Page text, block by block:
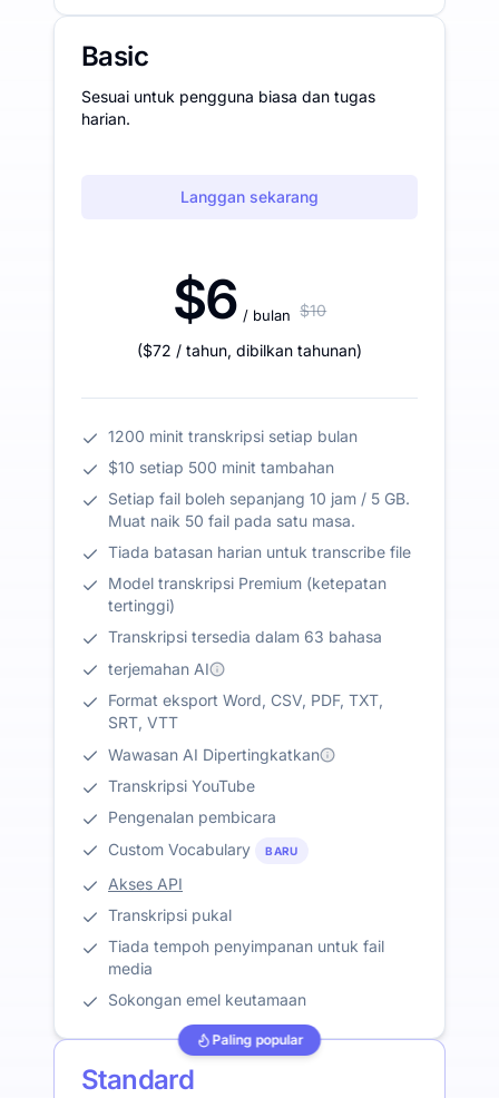
Basic
Sesuai untuk pengguna biasa dan tugas
harian.
Langgan sekarang
$6 / bulan $10
($72 / tahun, dibilkan tahunan)
1200 minit transkripsi setiap bulan
$10 setiap 500 minit tambahan
Setiap fail boleh sepanjang 10 jam / 5 GB.
Muat naik 50 fail pada satu masa.
Tiada batasan harian untuk transcribe file
Model transkripsi Premium (ketepatan
tertinggi)
Transkripsi tersedia dalam 63 bahasa
terjemahan AI
Format eksport Word, CSV, PDF, TXT,
SRT, VTT
Wawasan AI Dipertingkatkan
Transkripsi YouTube
Pengenalan pembicara
Custom Vocabulary
BARU
Akses API
Transkripsi pukal
Tiada tempoh penyimpanan untuk fail
media
Sokongan emel keutamaan
Paling popular
Standard